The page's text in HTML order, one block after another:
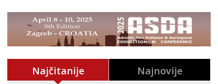
Najčitanije Najnovije